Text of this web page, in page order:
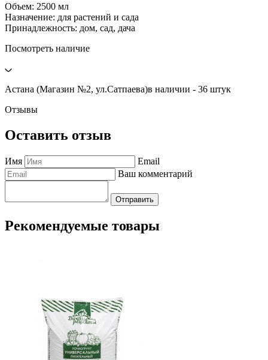
Объем: 2500 мл
Назначение: для растений и сада
Принадлежность: дом, сад, дача
Посмотреть наличие
Астана (Магазин №2, ул.Сатпаева)в наличии - 36 штук
Отзывы
Оставить отзыв
Имя
Email
Ваш комментарий
Отправить
Рекомендуемые товары